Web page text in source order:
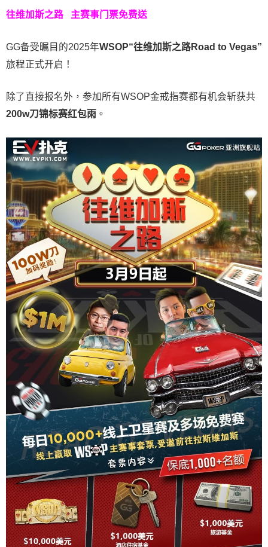
往维加斯之路 主赛事门票免费送
GG备受瞩目的2025年WSOP“往维加斯之路Road to Vegas”
旅程正式开启！
除了直接报名外，参加所有WSOP金戒指赛都有机会斩获共
200w刀锦标赛红包雨 。